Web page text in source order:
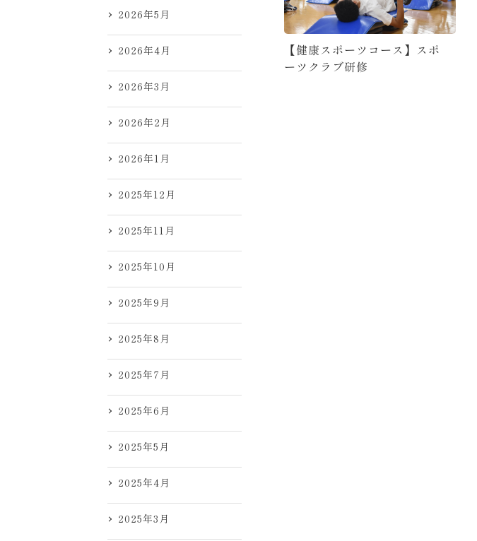
2026年5月
2026年4月
2026年3月
2026年2月
2026年1月
2025年12月
2025年11月
2025年10月
2025年9月
2025年8月
2025年7月
2025年6月
2025年5月
2025年4月
2025年3月
【健康スポーツコース】スポ
ーツクラブ研修